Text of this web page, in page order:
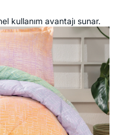
kullanım avantajı sunar.